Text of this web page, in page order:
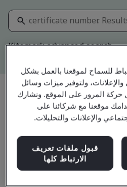
Kitemark advanced search
مشاركة:
للسماح لموقعنا بالعمل بشكل
ولتوفير ميزات وسائل
حركة المرور على الموقع. ونشارك
موقعنا مع شركائنا على
والإعلانات والتحليلات.
قبول ملفات تعريف
الارتباط كلها